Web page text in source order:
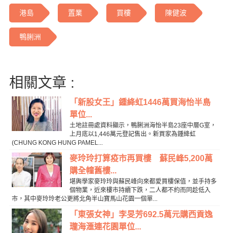
港島 置業 買樓 陳健波
鴨脷洲
相關文章 :
「新股女王」鍾絳虹1446萬買海怡半島
單位...
土地註冊處資料顯示，鴨脷洲海怡半島23座中層G室，
上月底以1,446萬元登記售出。新買家為鍾絳虹
(CHUNG KONG HUNG PAMEL...
麥玲玲打算疫市再買樓 蘇民峰5,200萬
購全幢舊樓...
堪輿學家麥玲玲與蘇民峰向來都愛買樓保值，並手持多
個物業，近來樓市持續下跌，二人都不約而同趁低入
市，其中麥玲玲老公更將北角半山寶馬山花園一個單...
「東張女神」李旻芳692.5萬元購西貢逸
瓏海滙連花園單位...